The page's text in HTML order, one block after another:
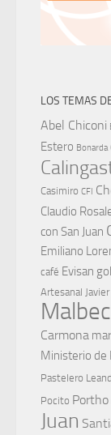
LOS TEMAS
Abel Chiconi
Estero Bonarda
Casimiro CFI
Claudio
con San Juan
Emiliano
café Evisan
Artesanal
Malbec
Carmona
Ministerio de
Pastelero
Pocito Portho
Juan